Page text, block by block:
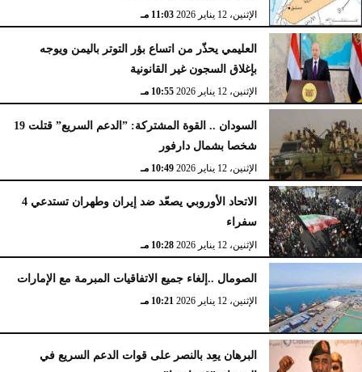
الإثنين، 12 يناير 2026 11:03 مـ
العليمي يحذّر من اتساع بؤر التوتر باليمن ويوجه
بإغلاق السجون غير القانونية
الإثنين، 12 يناير 2026 10:55 مـ
السودان .. القوة المشتركة: ”الدعم السريع” قتلت 19
شخصا بشمال دارفور
الإثنين، 12 يناير 2026 10:49 مـ
الاتحاد الأوروبي يصعّد ضد إيران وطهران تستدعي 4
سفراء
الإثنين، 12 يناير 2026 10:28 مـ
الصومال ..إلغاء جميع الاتفاقيات المبرمة مع الإمارات
الإثنين، 12 يناير 2026 10:21 مـ
البرهان يعِد بالنصر على قوات الدعم السريع في